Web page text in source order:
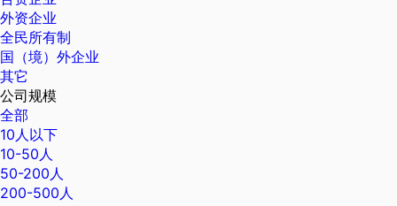
外资企业
全民所有制
国（境）外企业
其它
公司规模
全部
10人以下
10-50人
50-200人
200-500人